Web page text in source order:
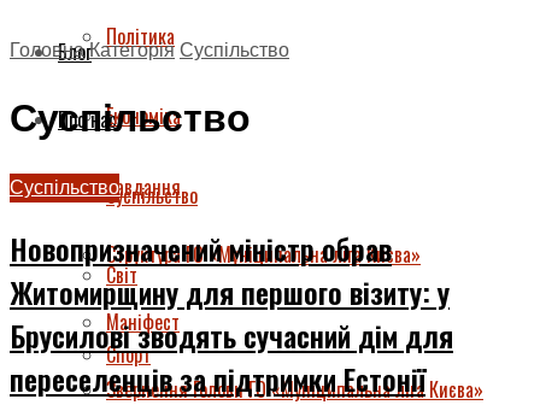
Блог
Про нас
Завдання
Структура ГО «Муніципальна ліга Києва»
Маніфест
Звернення Голови ГО «Муніципальна ліга Києва»
Політика
Економіка
Суспільство
Світ
Спорт
ГоловнаКатегоріяСуспільство
Суспільство
Суспільство
Новопризначений міністр обрав
Житомирщину для першого візиту: у
Брусилові зводять сучасний дім для
переселенців за підтримки Естонії